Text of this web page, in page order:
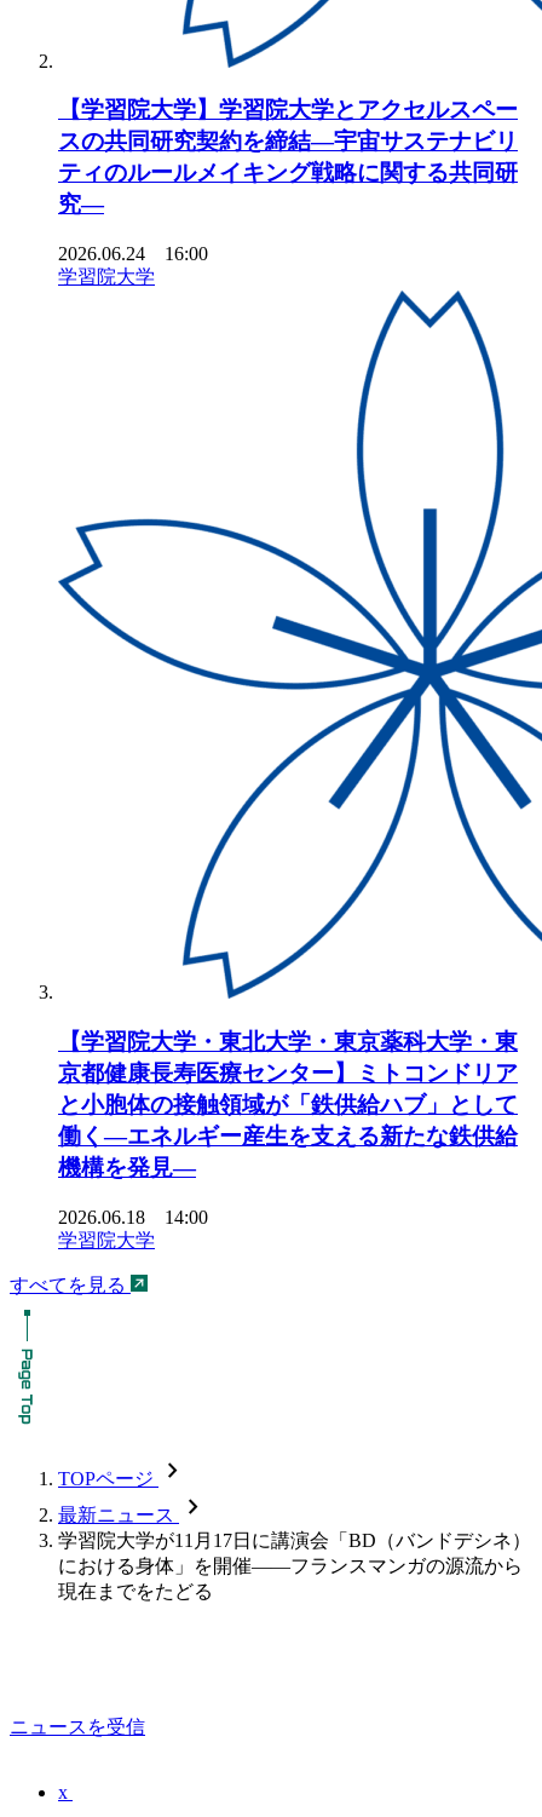
【学習院大学】学習院大学とアクセルスペー
スの共同研究契約を締結―宇宙サステナビリ
ティのルールメイキング戦略に関する共同研
究―
2026.06.24 16:00
学習院大学
【学習院大学・東北大学・東京薬科大学・東
京都健康長寿医療センター】ミトコンドリア
と小胞体の接触領域が「鉄供給ハブ」として
働く―エネルギー産生を支える新たな鉄供給
機構を発見―
2026.06.18 14:00
学習院大学
すべてを見る
TOPページ chevron_forward
最新ニュース chevron_forward
学習院大学が11月17日に講演会「BD（バンドデシネ）
における身体」を開催――フランスマンガの源流から
現在までをたどる
ニュースを受信
x